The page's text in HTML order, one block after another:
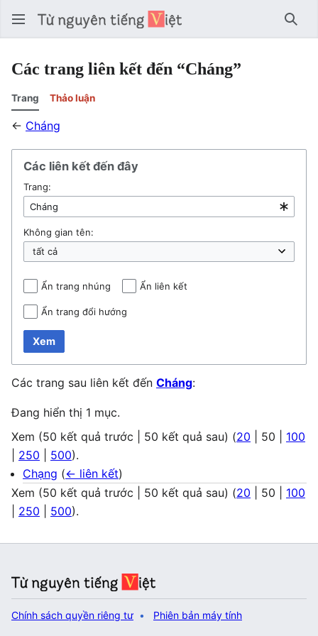
Tìm
Các trang liên kết đến “Cháng”
Trang Thảo luận
← Cháng
Các liên kết đến đây
Trang:
Không gian tên:
Ẩn trang nhúng Ẩn liên kết
Ẩn trang đổi hướng
Xem
Các trang sau liên kết đến Cháng:
Đang hiển thị 1 mục.
Xem (50 kết quả trước 50 kết quả sau) (20 50
100
250 500).
Chạng (← liên kết)
Xem (50 kết quả trước 50 kết quả sau) (20 50
100
250 500).
Chính sách quyền riêng tư Phiên bản máy tính